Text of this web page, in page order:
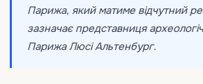
Парижа, який матиме відчутний
зазначає представниця
Парижа Люсі Альтенбург.